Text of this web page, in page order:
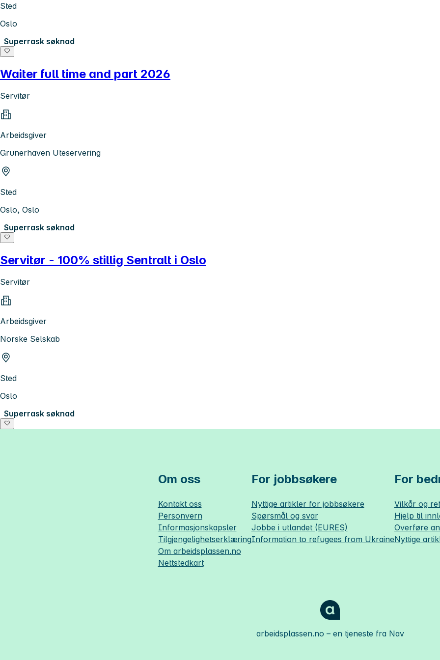
Sted
Oslo
Superrask søknad
Waiter full time and part 2026
Servitør
Arbeidsgiver
Grunerhaven Uteservering
Sted
Oslo, Oslo
Superrask søknad
Servitør - 100% stillig Sentralt i Oslo
Servitør
Arbeidsgiver
Norske Selskab
Sted
Oslo
Superrask søknad
Om oss
Kontakt oss
Personvern
Informasjonskapsler
Tilgjengelighetserklæring
Om arbeidsplassen.no
Nettstedkart
For jobbsøkere
Nyttige artikler for jobbsøkere
Spørsmål og svar
Jobbe i utlandet (EURES)
Information to refugees from Ukraine
For
Vilkår og
Hjelp til
Overføre
Nyttige
arbeidsplassen.no – en tjeneste fra Nav